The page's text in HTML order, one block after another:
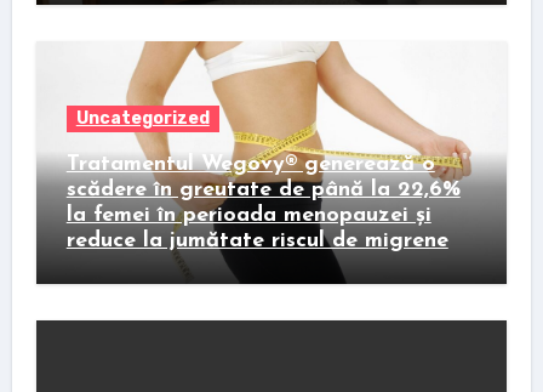
Uncategorized
Tratamentul Wegovy® generează o
scădere în greutate de până la 22,6%
la femei în perioada menopauzei și
reduce la jumătate riscul de migrene